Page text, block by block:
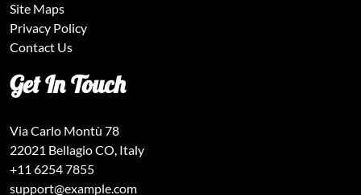
Site Maps
Privacy Policy
Contact Us
Get In Touch
Via Carlo Montù 78
22021 Bellagio CO, Italy
+11 6254 7855
support@example.com